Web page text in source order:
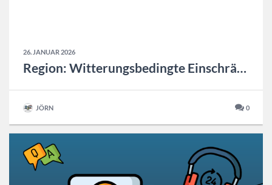
26. JANUAR 2026
Region: Witterungsbedingte Einschränkungen im Nah.- und Fernverkehr. Update: 26.01.2026 12:00
JÖRN 0